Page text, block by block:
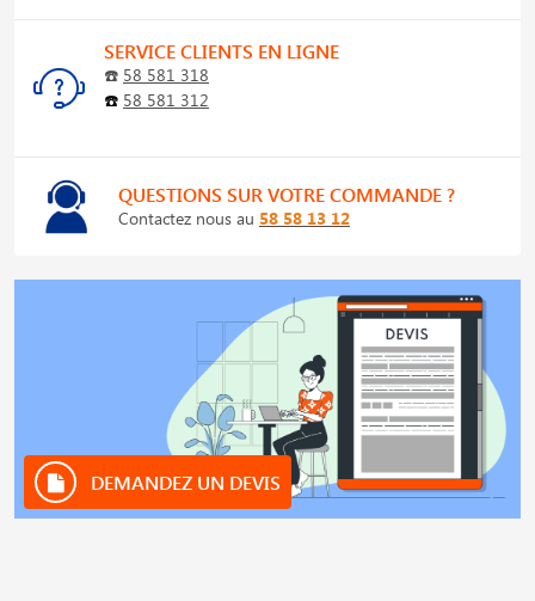
SERVICE CLIENTS EN LIGNE
☎️ 58 581 318
☎️ 58 581 312
QUESTIONS SUR VOTRE COMMANDE ?
Contactez nous au 58 58 13 12
DEMANDEZ UN DEVIS